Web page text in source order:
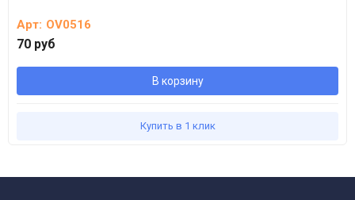
Арт: OV0516
70 руб
В корзину
Купить в 1 клик